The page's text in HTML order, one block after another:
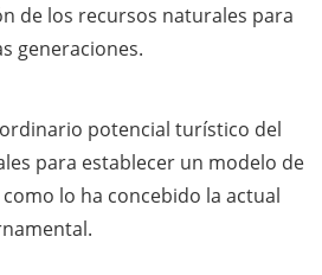
de los recursos naturales para
generaciones.
potencial turístico del
para establecer un modelo de
lo ha concebido la actual